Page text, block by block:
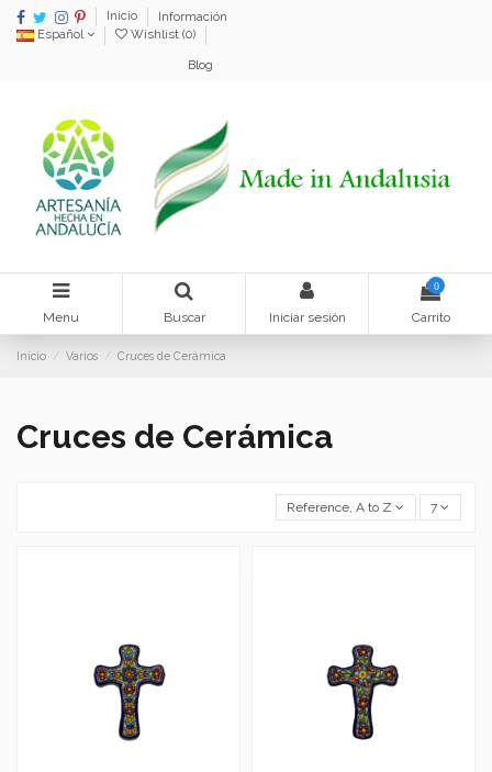
Inicio
Información
Español
Wishlist (0)
Blog
Menu Buscar Iniciar sesión
0
Carrito
Inicio Varios Cruces de Cerámica
Cruces de Cerámica
Reference, A to Z 7